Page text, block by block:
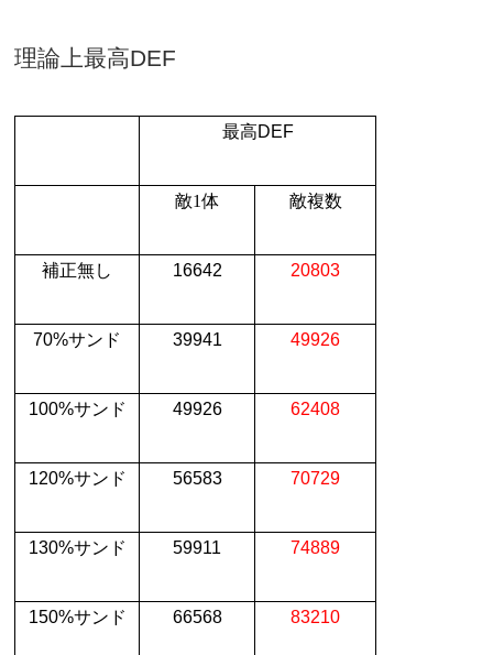
理論上最高DEF
最高DEF
敵1体 敵複数
補正無し 16642 20803
70%サンド 39941 49926
100%サンド 49926 62408
120%サンド 56583 70729
130%サンド 59911 74889
150%サンド 66568 83210